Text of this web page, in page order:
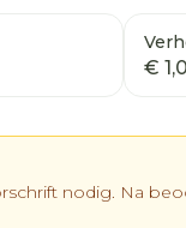
€
nodig. Na